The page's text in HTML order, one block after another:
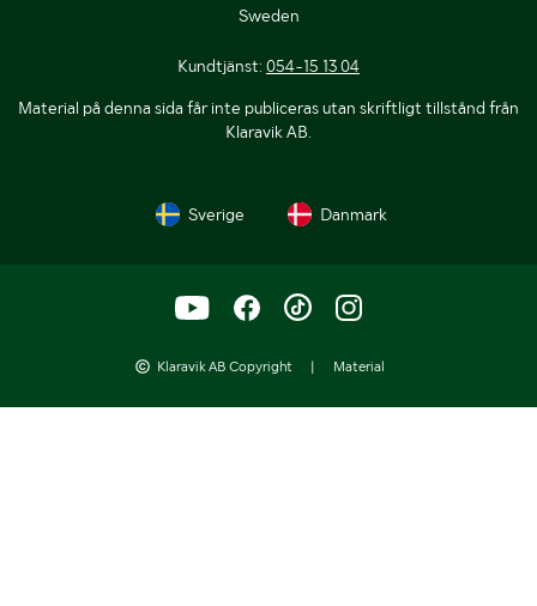
Sweden
Kundtjänst: 054-15 13 04
Material på denna sida får inte publiceras utan skriftligt tillstånd från
Klaravik AB.
Sverige Danmark
Klaravik AB Copyright | Material